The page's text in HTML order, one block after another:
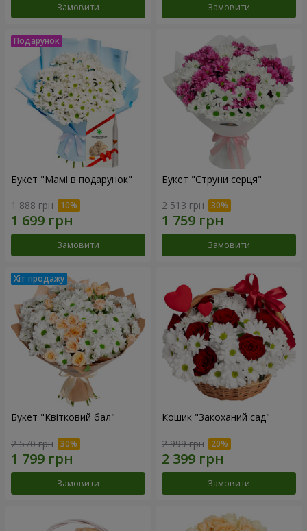
Замовити Замовити
Букет "Мамі в подарунок"
1 888 грн
Замовити
Букет "Струни серця"
2 513 грн
Замовити
Букет "Квітковий бал"
2 570 грн
Замовити
Кошик "Закоханий сад"
2 999 грн
Замовити